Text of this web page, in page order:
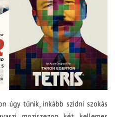
úgy tűnik, inkább szidni szokás